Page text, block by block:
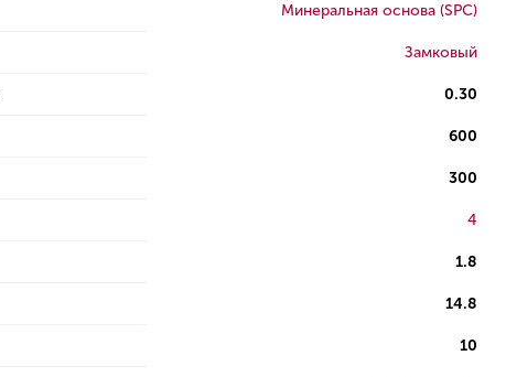
Минеральная основа (SPC)
Замковый
0.30
600
300
4
1.8
14.8
10